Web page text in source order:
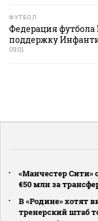
ФУТБОЛ
Федерация
поддержку
09:01
«Манчестер Сити»
€50 млн за
В «Родине» хотят
тренерский штаб